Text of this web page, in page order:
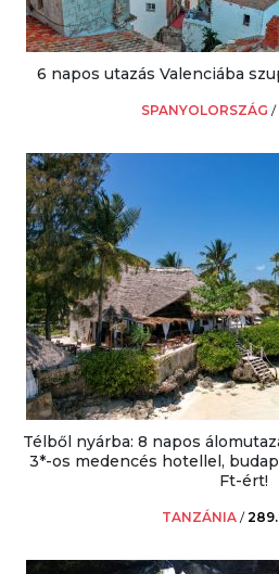
6 napos utazás Valenciába
SPANYOLORSZÁG /
Télből nyárba: 8 napos
3*-os medencés hotellel,
Ft-ért!
TANZÁNIA /